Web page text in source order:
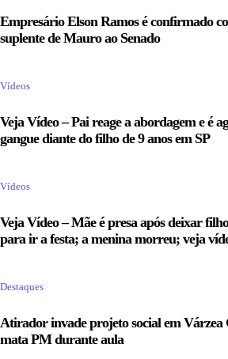
Empresário Elson Ramos é confirmado
suplente de Mauro ao Senado
Vídeos
Veja Vídeo – Pai reage a abordagem e é
gangue diante do filho de 9 anos em SP
Vídeos
Veja Vídeo – Mãe é presa após deixar
para ir a festa; a menina morreu; veja
Destaques
Atirador invade projeto social em Várzea
mata PM durante aula